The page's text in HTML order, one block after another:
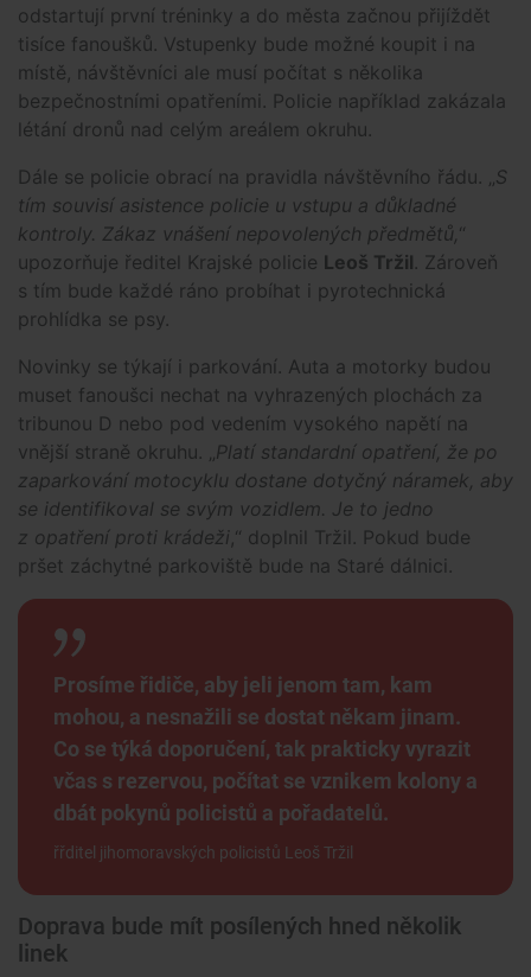
odstartují první tréninky a do města začnou přijíždět
tisíce fanoušků. Vstupenky bude možné koupit i na
místě, návštěvníci ale musí počítat s několika
bezpečnostními opatřeními. Policie například zakázala
létání dronů nad celým areálem okruhu.
Dále se policie obrací na pravidla návštěvního řádu. „ S
tím souvisí asistence policie u vstupu a důkladné
kontroly. Zákaz vnášení nepovolených předmětů, “
upozorňuje ředitel Krajské policie Leoš Tržil. Zároveň
s tím bude každé ráno probíhat i pyrotechnická
prohlídka se psy.
Novinky se týkají i parkování. Auta a motorky budou
muset fanoušci nechat na vyhrazených plochách za
tribunou D nebo pod vedením vysokého napětí na
vnější straně okruhu. „ Platí standardní opatření, že po
zaparkování motocyklu dostane dotyčný náramek, aby
se identifikoval se svým vozidlem. Je to jedno
z opatření proti krádeži ,“ doplnil Tržil. Pokud bude
pršet záchytné parkoviště bude na Staré dálnici.
Prosíme řidiče, aby jeli jenom tam, kam
mohou, a nesnažili se dostat někam jinam.
Co se týká doporučení, tak prakticky vyrazit
včas s rezervou, počítat se vznikem kolony a
dbát pokynů policistů a pořadatelů.
řřditel jihomoravských policistů Leoš Tržil
Doprava bude mít posílených hned několik
linek